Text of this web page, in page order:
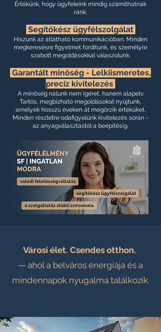
Értékünk, hogy ügyfeleink mindig számíthatnak
ránk.
Segítőkész ügyfélszolgálat
Hiszünk az átlátható kommunikációban. Minden
megkeresésre figyelmet fordítunk, és személyre
szabott megoldásokkal válaszolunk.
Garantált minőség - Lelkiismeretes,
precíz kivitelezés
A minőség nálunk nem ígéret, hanem alapelv.
Tartós, megbízható megoldásokat nyújtunk,
amelyek hosszú éveken át megőrzik értéküket.
Minden részletre odafigyelünk kivitelezés során -
az anyagválasztástól a beépítésig.
Városi élet. Csendes otthon.
— ahol a belváros energiája és a
mindennapok nyugalma találkozik.